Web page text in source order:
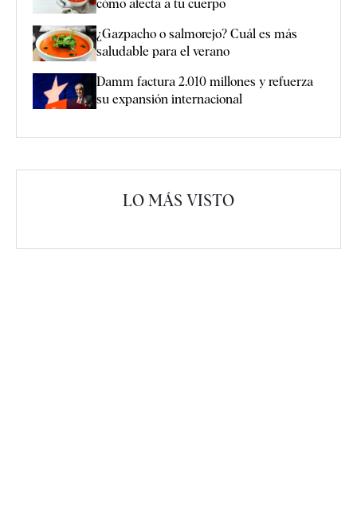
cómo afecta a tu cuerpo
¿Gazpacho o salmorejo? Cuál es más
saludable para el verano
Damm factura 2.010 millones y refuerza
su expansión internacional
LO MÁS VISTO